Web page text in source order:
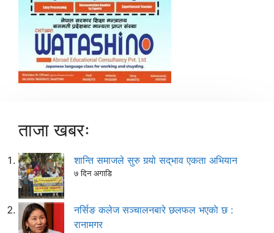
ताजा खबरः
शान्ति समाजले सुरु गर्‍यो सद्‌भाव एकता अभियान
७ दिन अगाडि
नर्सिङ कलेज सञ्चालनबारे छलफल भएकाे छ :
रानामगर